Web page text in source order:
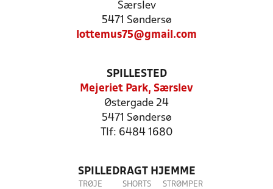
Særslev
5471 Søndersø
lottemus75@gmail.com
SPILLESTED
Mejeriet Park, Særslev
Østergade 24
5471 Søndersø
Tlf: 6484 1680
SPILLEDRAGT HJEMME
TRØJE SHORTS STRØMPER